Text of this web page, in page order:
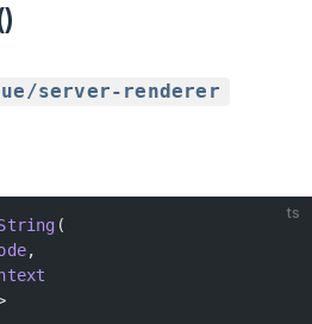
server-renderer
ts
(
,